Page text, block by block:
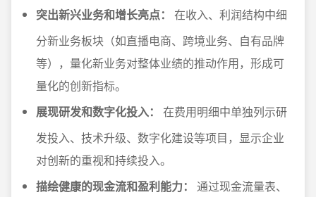
突出新兴业务和增长亮点：
在收入、利润结构中细
分新业务板块（如直播电商、跨境业务、自有品牌
等），量化新业务对整体业绩的推动作用，形成可
量化的创新指标。
展现研发和数字化投入：
在费用明细中单独列示研
发投入、技术升级、数字化建设等项目，显示企业
对创新的重视和持续投入。
描绘健康的现金流和盈利能力：
通过现金流量表、